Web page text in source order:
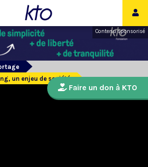
Contenu sponsorisé
un enjeu de société
Faire un don à KTO